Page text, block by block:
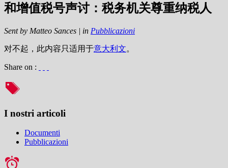
和增值税号声讨：税务机关尊重纳税人
Sent by Matteo Sances | in Pubblicazioni
对不起，此内容只适用于意大利文。
Share on :
I nostri articoli
Documenti
Pubblicazioni